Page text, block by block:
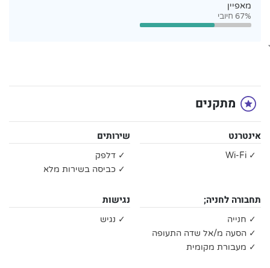
מאפיין
67% חיובי
`
מתקנים
אינטרנט
✓ Wi-Fi
שירותים
✓ דלפק
✓ כביסה בשירות מלא
תחבורה לחניה;
✓ חנייה
✓ הסעה מ/אל שדה התעופה
✓ מעבורת מקומית
נגישות
✓ נגיש